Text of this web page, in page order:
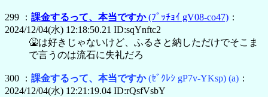
299 ： 課金するって、本当ですか(ﾌﾟｯﾁｮｲ gV08-co47) ：
2024/12/04(水) 12:18:50.21 ID:sqYnftc2
🤮は好きじゃないけど、ふるさと納しただけでそこま
で言うのは流石に失礼だろ
300 ： 課金するって、本当ですか(ｾﾞｸﾚｼ gP7v-YKsp) (a) ：
2024/12/04(水) 12:21:19.04 ID:rQsfVsbY